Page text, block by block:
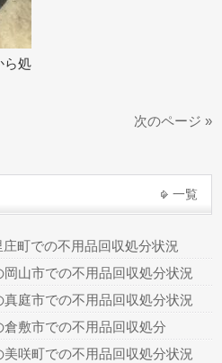
ら処
次のページ »
一覧
町での不用品回収処分状況
岡山市での不用品回収処分状況
真庭市での不用品回収処分状況
倉敷市での不用品回収処分
美咲町での不用品回収処分状況